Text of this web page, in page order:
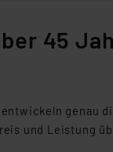
45
genau
und Leistung